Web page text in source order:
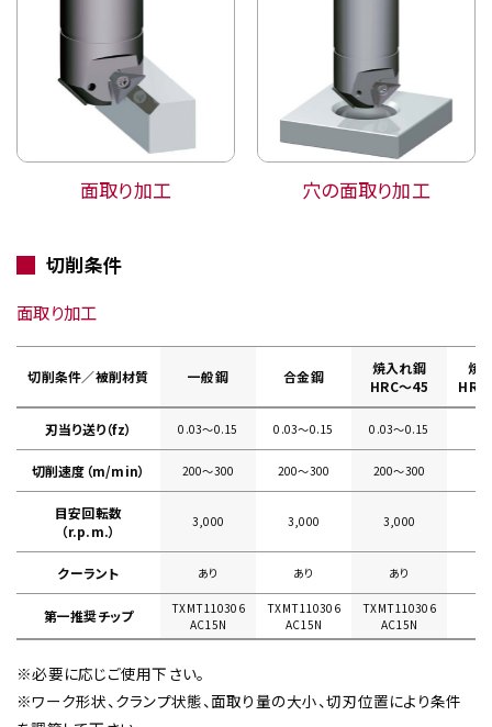
面取り加工 穴の面取り加工
切削条件
面取り加工
切削条件／被削材質 一般鋼 合金鋼
焼入れ鋼
HRC～45
焼
刃当り送り（fz） 0.03〜0.15 0.03〜0.15 0.03〜0.15
切削速度（m/min） 200〜300 200〜300 200〜300
目安回転数
（r.p.m.）
3,000 3,000 3,000
クーラント あり あり あり
第一推奨チップ
TXMT110306
AC15N
TXMT110306
AC15N
TXMT110306
AC15N
※必要に応じご使用下さい。
※ワーク形状、クランプ状態、面取り量の大小、切刃位置により条件